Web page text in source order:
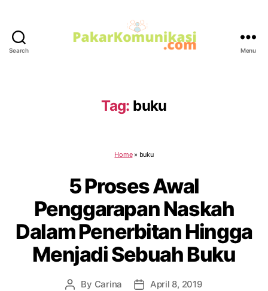
Search Menu
Tag: buku
Home» buku
5 Proses Awal
Penggarapan Naskah
Dalam Penerbitan Hingga
Menjadi Sebuah Buku
Post
By Carina
PostApril 8, 2019